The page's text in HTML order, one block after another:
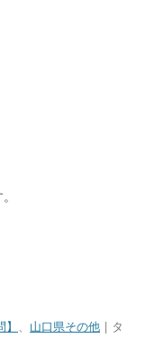
、 山口県その他 | タ